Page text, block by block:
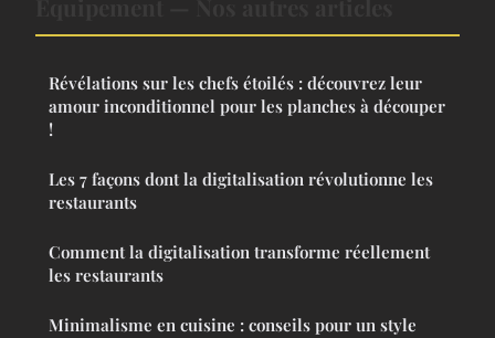
Révélations sur les chefs étoilés : découvrez leur
amour inconditionnel pour les planches à découper
!
Les 7 façons dont la digitalisation révolutionne les
restaurants
Comment la digitalisation transforme réellement
les restaurants
Minimalisme en cuisine : conseils pour un style